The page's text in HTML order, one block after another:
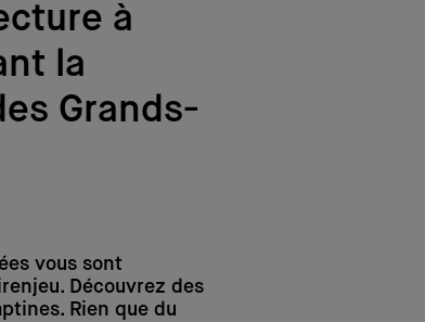
à
la
Grands-
vous sont
Découvrez des
Rien que du